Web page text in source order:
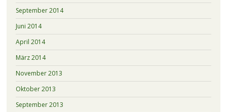
September 2014
Juni 2014
April 2014
März 2014
November 2013
Oktober 2013
September 2013